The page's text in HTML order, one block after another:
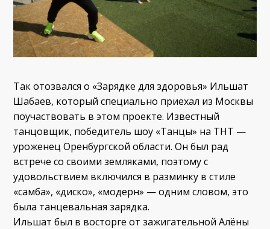
Так отозвался о «Зарядке для здоровья» Ильшат
Шабаев, который специально приехал из Москвы
поучаствовать в этом проекте. Известный
танцовщик, победитель шоу «Танцы» на ТНТ —
уроженец Оренбургской области. Он был рад
встрече со своими земляками, поэтому с
удовольствием включился в разминку в стиле
«самба», «диско», «модерн» — одним словом, это
была танцевальная зарядка.
Ильшат был в восторге от зажигательной Алёны